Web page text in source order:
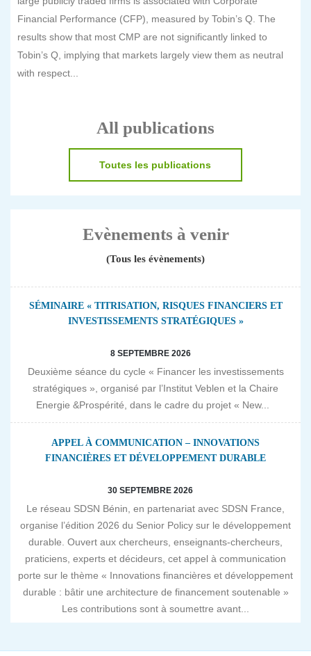
Financial Performance (CFP), measured by Tobin’s Q. The
results show that most CMP are not significantly linked to
Tobin’s Q, implying that markets largely view them as neutral
with respect...
All publications
Toutes les publications
Evènements à venir
(Tous les évènements)
SÉMINAIRE « TITRISATION, RISQUES FINANCIERS ET
INVESTISSEMENTS STRATÉGIQUES »
8 SEPTEMBRE 2026
Deuxième séance du cycle « Financer les investissements
stratégiques », organisé par l’Institut Veblen et la Chaire
Energie &Prospérité, dans le cadre du projet « New...
APPEL À COMMUNICATION – INNOVATIONS
FINANCIÈRES ET DÉVELOPPEMENT DURABLE
30 SEPTEMBRE 2026
Le réseau SDSN Bénin, en partenariat avec SDSN France,
organise l’édition 2026 du Senior Policy sur le développement
durable. Ouvert aux chercheurs, enseignants-chercheurs,
praticiens, experts et décideurs, cet appel à communication
porte sur le thème « Innovations financières et développement
durable : bâtir une architecture de financement soutenable »
Les contributions sont à soumettre avant...